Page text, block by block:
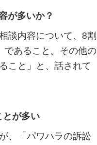
が多いか？
談内容について、8割
であること。その他の
こと」と、話されて
が多い
、「パワハラの訴訟